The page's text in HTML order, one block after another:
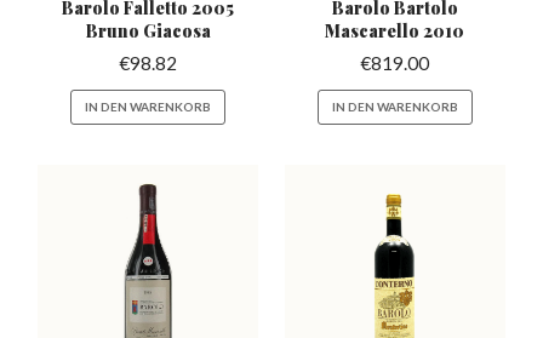
Barolo Falletto 2005
Bruno Giacosa
€98.82
IN DEN WARENKORB
Barolo Bartolo
Mascarello 2010
€819.00
IN DEN WARENKORB